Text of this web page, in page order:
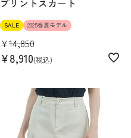
プリントスカート
SALE 2025春夏モデル
¥14,850
¥8,910 税込